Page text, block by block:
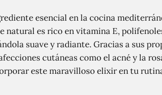
esencial en la cocina
natural es rico en vitamina E,
suave y radiante. Gracias a sus
cutáneas como el acné y la
este maravilloso elixir en tu